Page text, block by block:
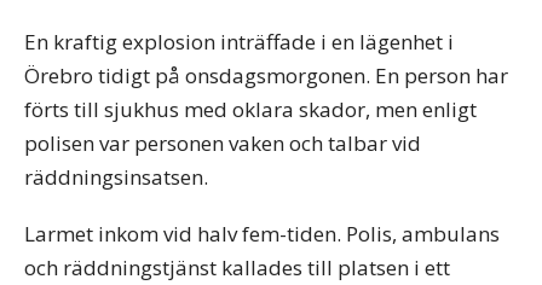
En kraftig explosion inträffade i en lägenhet i
Örebro tidigt på onsdagsmorgonen. En person har
förts till sjukhus med oklara skador, men enligt
polisen var personen vaken och talbar vid
räddningsinsatsen.
Larmet inkom vid halv fem-tiden. Polis, ambulans
och räddningstjänst kallades till platsen i ett